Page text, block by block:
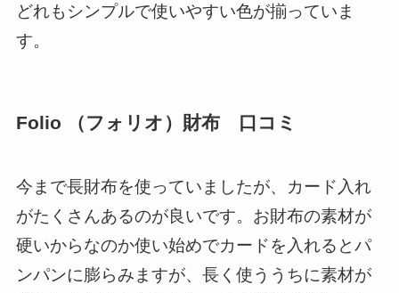
どれもシンプルで使いやすい色が揃っていま
す。
Folio （フォリオ）財布 口コミ
今まで長財布を使っていましたが、カード入れ
がたくさんあるのが良いです。お財布の素材が
硬いからなのか使い始めでカードを入れるとパ
ンパンに膨らみますが、長く使ううちに素材が